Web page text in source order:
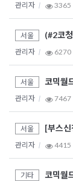
관리자 3365
서울 (#2코
관리자 6270
서울 코믹월
관리자 7467
서울 [부스
관리자 4415
기타
코믹월